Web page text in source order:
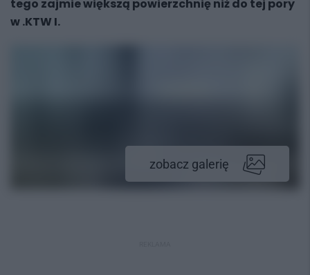
tego zajmie większą powierzchnię niż do tej pory
w .KTW I.
zobacz galerię